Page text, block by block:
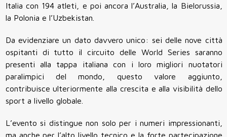
Italia con 194 atleti, e poi ancora l’Australia, la Bielorussia,
la Polonia e l’Uzbekistan.
Da evidenziare un dato davvero unico: sei delle nove città
ospitanti di tutto il circuito delle World Series saranno
presenti alla tappa italiana con i loro migliori nuotatori
paralimpici del mondo, questo valore aggiunto,
contribuisce ulteriormente alla crescita e alla visibilità dello
sport a livello globale.
L’evento si distingue non solo per i numeri impressionanti,
ma anche per l’alto livello tecnico e la forte partecipazione